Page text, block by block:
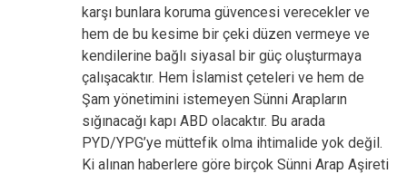
karşı bunlara koruma güvencesi verecekler ve
hem de bu kesime bir çeki düzen vermeye ve
kendilerine bağlı siyasal bir güç oluşturmaya
çalışacaktır. Hem İslamist çeteleri ve hem de
Şam yönetimini istemeyen Sünni Arapların
sığınacağı kapı ABD olacaktır. Bu arada
PYD/YPG’ye müttefik olma ihtimalide yok değil.
Ki alınan haberlere göre birçok Sünni Arap Aşireti